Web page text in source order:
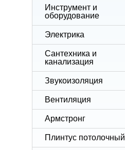
Инструмент и
оборудование
Электрика
Сантехника и
канализация
Звукоизоляция
Вентиляция
Армстронг
Плинтус потолочный